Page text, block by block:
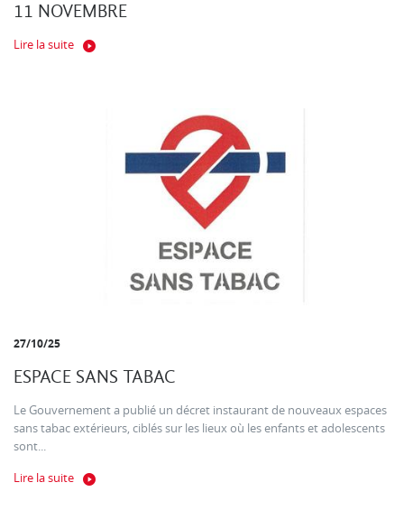
11 NOVEMBRE
Lire la suite
27/10/25
ESPACE SANS TABAC
Le Gouvernement a publié un décret instaurant de nouveaux espaces
sans tabac extérieurs, ciblés sur les lieux où les enfants et adolescents
sont...
Lire la suite